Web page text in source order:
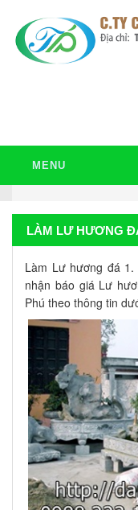
MENU
LÀM LƯ HƯƠNG
Làm Lư hương đá
nhận báo giá Lư
Phú theo thông tin